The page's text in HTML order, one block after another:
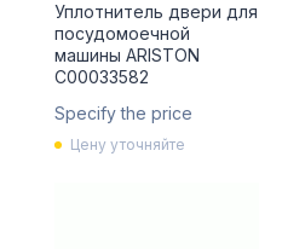
Уплотнитель двери для
посудомоечной
машины ARISTON
C00033582
Specify the price
Цену уточняйте